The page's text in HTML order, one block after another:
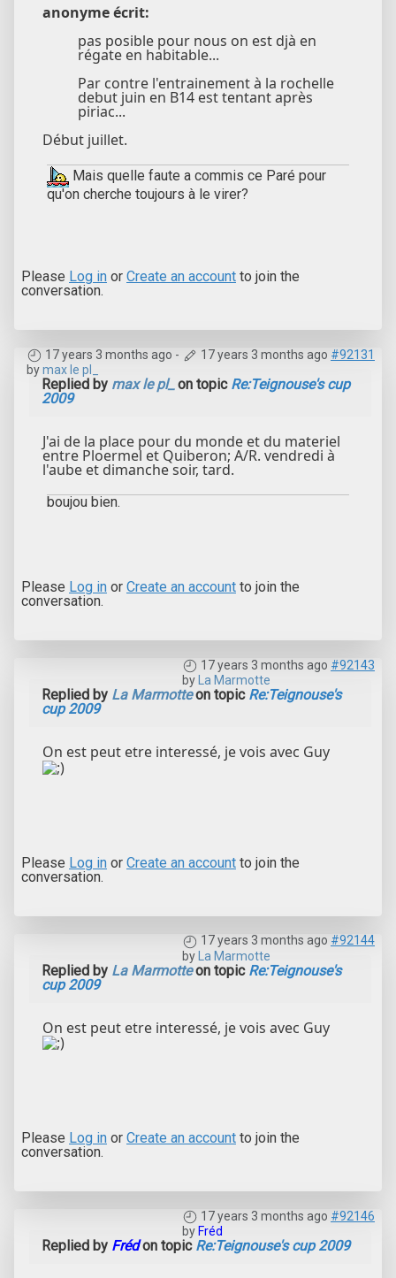
anonyme écrit:
pas posible pour nous on est djà en
régate en habitable...
Par contre l'entrainement à la rochelle
debut juin en B14 est tentant après
piriac...
Début juillet.
Mais quelle faute a commis ce Paré pour
qu'on cherche toujours à le virer?
Please Log in or Create an account to join the
conversation.
17 years 3 months ago - 17 years 3 months ago #92131
bymax le pl_
Replied by max le pl_on topic Re:Teignouse's cup
2009
J'ai de la place pour du monde et du materiel
entre Ploermel et Quiberon; A/R. vendredi à
l'aube et dimanche soir, tard.
boujou bien.
Please Log in or Create an account to join the
conversation.
17 years 3 months ago #92143
by
La Marmotte
Replied by La Marmotteon topic Re:Teignouse's
cup 2009
On est peut etre interessé, je vois avec Guy
Please Log in or Create an account to join the
conversation.
17 years 3 months ago #92144
byLa Marmotte
Replied by La Marmotteon topic Re:Teignouse's
cup 2009
On est peut etre interessé, je vois avec Guy
Please Log in or Create an account to join the
conversation.
17 years 3 months ago #92146
by Fréd
Replied by Frédon topic Re:Teignouse's cup 2009